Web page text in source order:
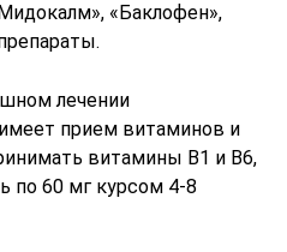
«Баклофен»,
лечении
прием витаминов и
витамины В1 и В6,
по 60 мг курсом 4-8